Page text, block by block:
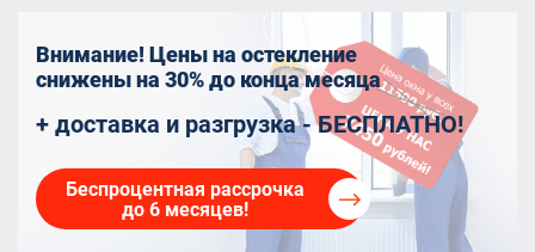
Внимание! Цены на остекление
снижены на 30%до конца месяца
+ доставка и разгрузка - БЕСПЛАТНО!
Беспроцентная рассрочка
до 6 месяцев!